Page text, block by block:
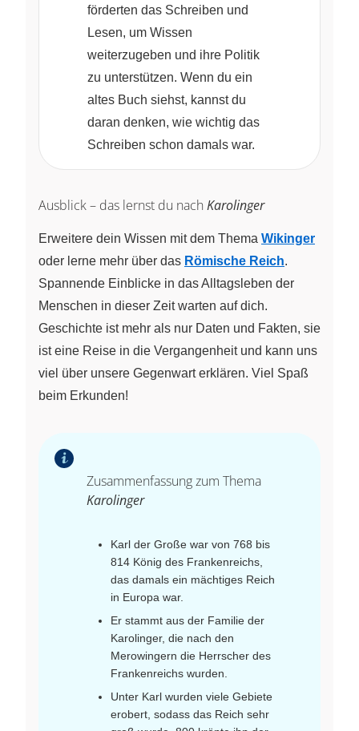
förderten das Schreiben und
Lesen, um Wissen
weiterzugeben und ihre Politik
zu unterstützen. Wenn du ein
altes Buch siehst, kannst du
daran denken, wie wichtig das
Schreiben schon damals war.
Ausblick – das lernst du nach Karolinger
Erweitere dein Wissen mit dem Thema Wikinger
oder lerne mehr über das Römische Reich.
Spannende Einblicke in das Alltagsleben der
Menschen in dieser Zeit warten auf dich.
Geschichte ist mehr als nur Daten und Fakten, sie
ist eine Reise in die Vergangenheit und kann uns
viel über unsere Gegenwart erklären. Viel Spaß
beim Erkunden!
Zusammenfassung zum Thema
Karolinger
Karl der Große war von 768 bis
814 König des Frankenreichs,
das damals ein mächtiges Reich
in Europa war.
Er stammt aus der Familie der
Karolinger, die nach den
Merowingern die Herrscher des
Frankenreichs wurden.
Unter Karl wurden viele Gebiete
erobert, sodass das Reich sehr